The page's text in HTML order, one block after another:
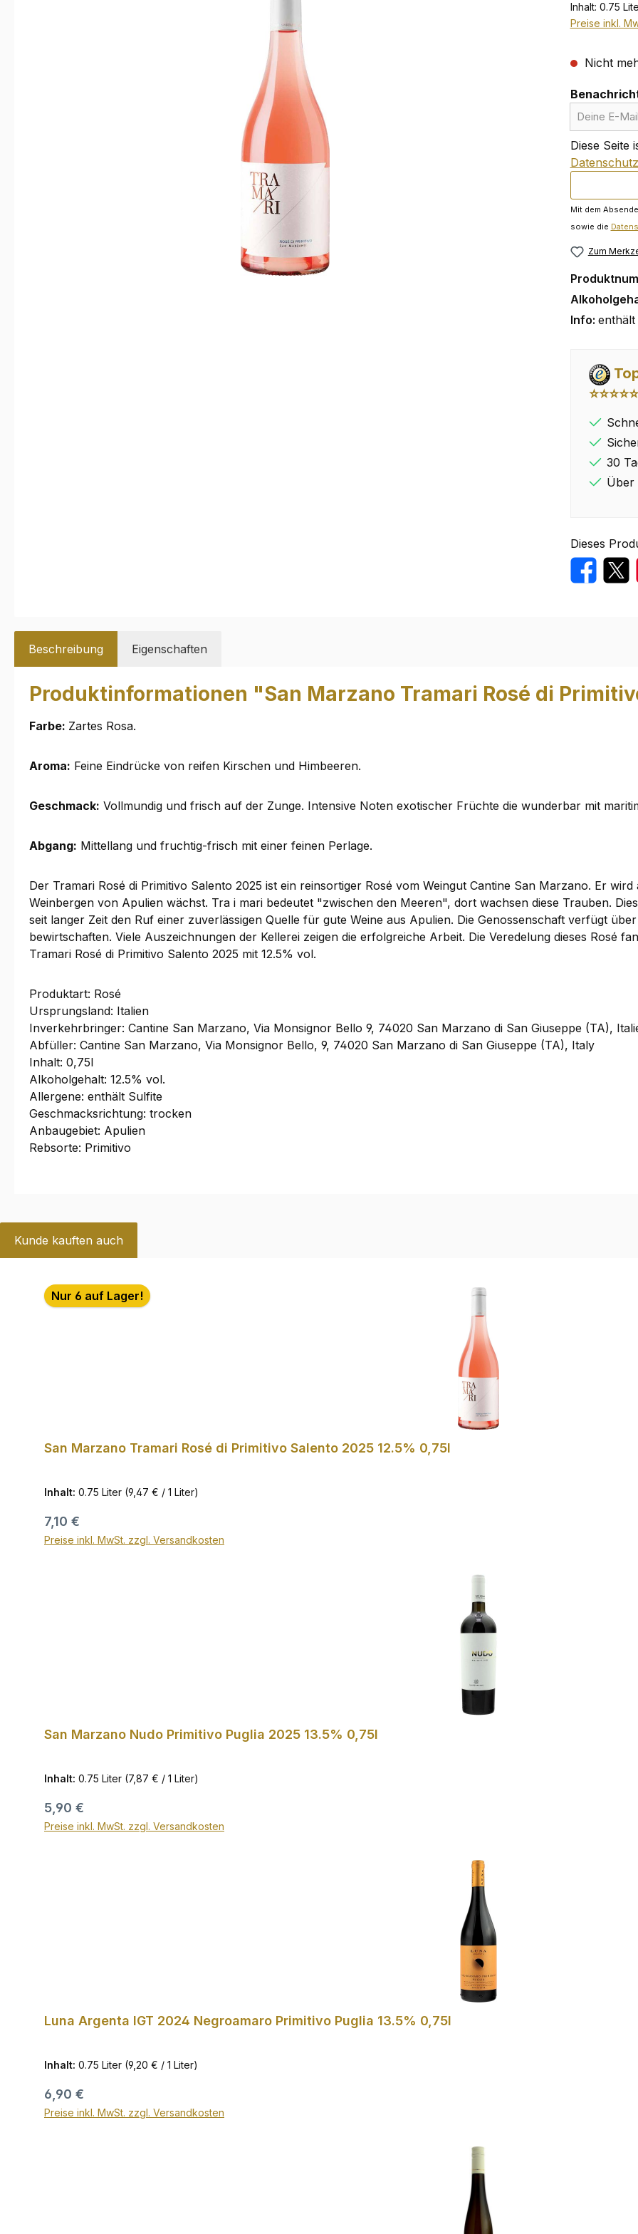
Inhalt: 0.75
Preise inkl.
Nicht
Diese Seite
Mit dem
sowie die
Zum
Info:
⭐⭐⭐⭐⭐
30
Über
Dieses
Beschreibung Eigenschaften
Produktinformationen "San Marzano Tramari Rosé di
Farbe: Zartes Rosa.
Aroma: Feine Eindrücke von reifen Kirschen und Himbeeren.
Geschmack: Vollmundig und frisch auf der Zunge. Intensive Noten exotischer Früchte die wunderbar mit
Abgang: Mittellang und fruchtig-frisch mit einer feinen Perlage.
Der Tramari Rosé di Primitivo Salento 2025 ist ein reinsortiger Rosé vom Weingut Cantine San Marzano. Er
Weinbergen von Apulien wächst. Tra i mari bedeutet "zwischen den Meeren", dort wachsen diese Trauben.
seit langer Zeit den Ruf einer zuverlässigen Quelle für gute Weine aus Apulien. Die Genossenschaft verfügt
bewirtschaften. Viele Auszeichnungen der Kellerei zeigen die erfolgreiche Arbeit. Die Veredelung dieses Rosé
Tramari Rosé di Primitivo Salento 2025 mit 12.5% vol.
Produktart: Rosé
Ursprungsland: Italien
Inverkehrbringer: Cantine San Marzano, Via Monsignor Bello 9, 74020 San Marzano di San Giuseppe (TA),
Abfüller: Cantine San Marzano, Via Monsignor Bello, 9, 74020 San Marzano di San Giuseppe (TA), Italy
Inhalt: 0,75l
Alkoholgehalt: 12.5% vol.
Allergene: enthält Sulfite
Geschmacksrichtung: trocken
Anbaugebiet: Apulien
Rebsorte: Primitivo
Kunde kauften auch
Produktgalerie überspringen
Nur 6 auf Lager!
San Marzano Tramari Rosé di Primitivo Salento 2025 12.5% 0,75l
Inhalt: 0.75 Liter (9,47 € / 1 Liter)
Regulärer Preis:
7,10 €
Preise inkl. MwSt. zzgl. Versandkosten
In den Warenkorb
San Marzano Nudo Primitivo Puglia 2025 13.5% 0,75l
Inhalt: 0.75 Liter (7,87 € / 1 Liter)
Regulärer Preis:
5,90 €
Preise inkl. MwSt. zzgl. Versandkosten
In den Warenkorb
Luna Argenta IGT 2024 Negroamaro Primitivo Puglia 13.5% 0,75l
Inhalt: 0.75 Liter (9,20 € / 1 Liter)
Regulärer Preis:
6,90 €
Preise inkl. MwSt. zzgl. Versandkosten
In den Warenkorb